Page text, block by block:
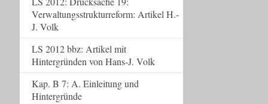
Verwaltungsstrukturreform: Artikel H.-
J. Volk
LS 2012 bbz: Artikel mit
Hintergründen von Hans-J. Volk
Kap. B 7: A. Einleitung und
Hintergründe